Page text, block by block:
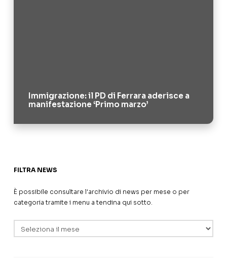
Immigrazione: il PD di Ferrara aderisce a
manifestazione ‘Primo marzo’
FILTRA NEWS
È possibile consultare l'archivio di news per mese o per
categoria tramite i menu a tendina qui sotto.